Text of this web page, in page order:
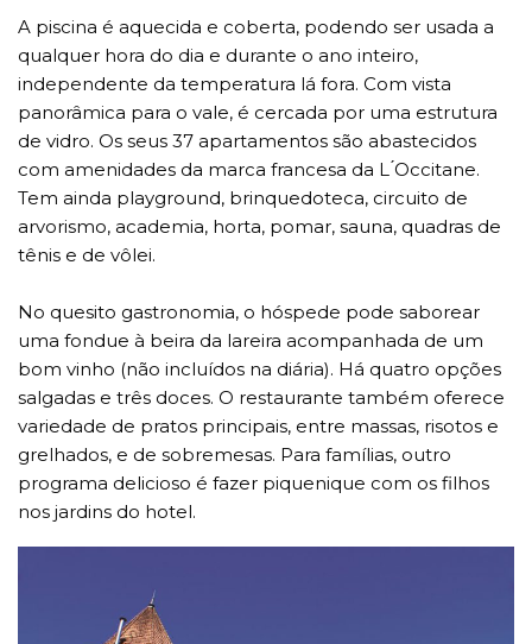
A piscina é aquecida e coberta, podendo ser usada a
qualquer hora do dia e durante o ano inteiro,
independente da temperatura lá fora. Com vista
panorâmica para o vale, é cercada por uma estrutura
de vidro. Os seus 37 apartamentos são abastecidos
com amenidades da marca francesa da L ́Occitane.
Tem ainda playground, brinquedoteca, circuito de
arvorismo, academia, horta, pomar, sauna, quadras de
tênis e de vôlei.
No quesito gastronomia, o hóspede pode saborear
uma fondue à beira da lareira acompanhada de um
bom vinho (não incluídos na diária). Há quatro opções
salgadas e três doces. O restaurante também oferece
variedade de pratos principais, entre massas, risotos e
grelhados, e de sobremesas. Para famílias, outro
programa delicioso é fazer piquenique com os filhos
nos jardins do hotel.